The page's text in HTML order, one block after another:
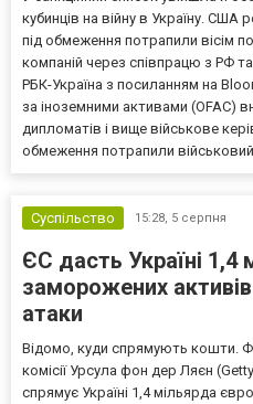
кубинців на війну в Україну. США
під обмеження потрапили вісім
компаній через співпрацю з РФ
РБК-Україна з посиланням на
за іноземними активами (OFAC)
дипломатів і вище військове
обмеження потрапили військовий
Суспільство 15:28, 5 серпня
ЄС дасть Україні 1,4
заморожених
атаки
Відомо, куди спрямують кошти.
комісії Урсула фон дер Ляєн
спрямує Україні 1,4 мільярда